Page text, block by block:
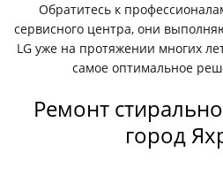
Обратитесь к
сервисного центра, они
LG уже на протяжении многих
самое оптимальное
Ремонт
город